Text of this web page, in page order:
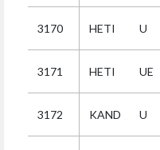
3170 HETI U
3171 HETI UE
3172 KAND U